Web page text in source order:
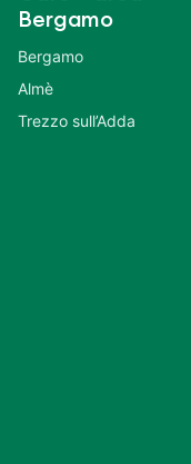
Bergamo
Bergamo
Almè
Trezzo sull’Adda